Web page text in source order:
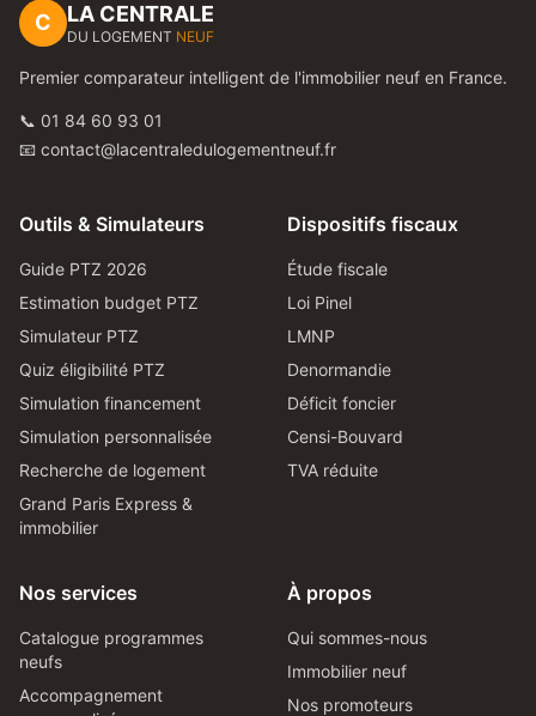
C LA CENTRALE
DU LOGEMENT NEUF
Premier comparateur intelligent de l'immobilier neuf en France.
📞 01 84 60 93 01
📧 contact@lacentraledulogementneuf.fr
Outils & Simulateurs
Guide PTZ 2026
Estimation budget PTZ
Simulateur PTZ
Quiz éligibilité PTZ
Simulation financement
Simulation personnalisée
Recherche de logement
Grand Paris Express &
immobilier
Dispositifs fiscaux
Étude fiscale
Loi Pinel
LMNP
Denormandie
Déficit foncier
Censi-Bouvard
TVA réduite
Nos services
Catalogue programmes
neufs
Accompagnement
À propos
Qui sommes-nous
Immobilier neuf
Nos promoteurs